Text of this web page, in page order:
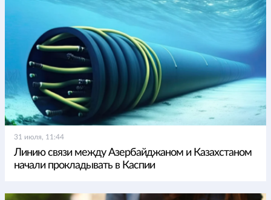
31 июля, 11:44
Линию связи между Азербайджаном и Казахстаном
начали прокладывать в Каспии